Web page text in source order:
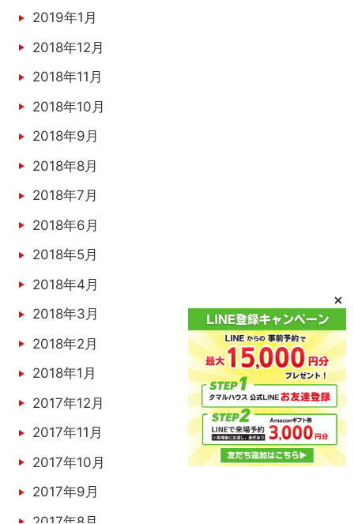
2019年1月
2018年12月
2018年11月
2018年10月
2018年9月
2018年8月
2018年7月
2018年6月
2018年5月
2018年4月
2018年3月
2018年2月
2018年1月
2017年12月
2017年11月
2017年10月
2017年9月